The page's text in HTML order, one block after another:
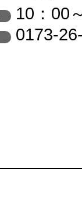
10：00
0173-